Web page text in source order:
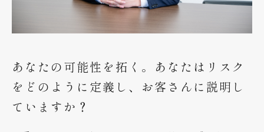
あなたの可能性を拓く。あなたはリスク
をどのように定義し、お客さんに説明し
ていますか？